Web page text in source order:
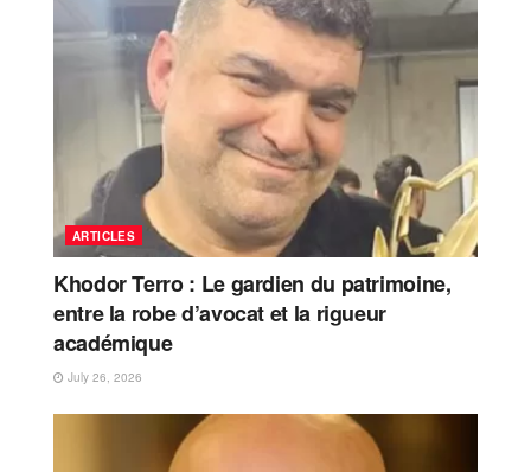
ARTICLES
Khodor Terro : Le gardien du patrimoine,
entre la robe d’avocat et la rigueur
académique
July 26, 2026